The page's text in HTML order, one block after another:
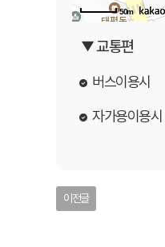
50m
▼ 교통편
버스이용시
자가용이용시
이전글